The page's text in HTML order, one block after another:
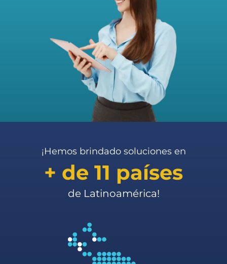
¡Hemos brindado soluciones en
+ de 11 países
de Latinoamérica!